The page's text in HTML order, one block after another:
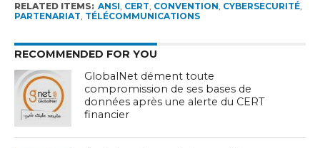
RELATED ITEMS: ANSI, CERT, CONVENTION, CYBERSECURITÉ,
PARTENARIAT, TÉLÉCOMMUNICATIONS
RECOMMENDED FOR YOU
GlobalNet dément toute
compromission de ses bases de
données après une alerte du CERT
financier